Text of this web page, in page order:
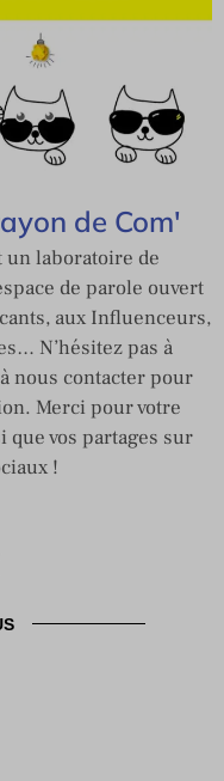
de Com'
un laboratoire de
de parole ouvert
aux Influenceurs,
N’hésitez pas à
nous contacter pour
Merci pour votre
que vos partages sur
!